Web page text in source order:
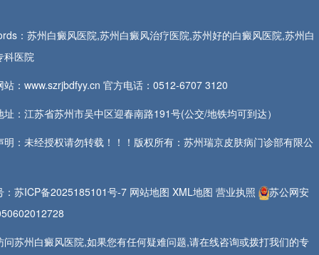
：苏州白癜风医院,苏州白癜风治疗医院,苏州好的白癜风医院,苏州白
科医院
站：www.szrjbdfyy.cn 官方电话：0512-6707 3120
址：江苏省苏州市吴中区迎春南路191号(公交/地铁均可到达）
明：未经授权请勿转载！！！版权所有：苏州瑞京皮肤病门诊部有限公
：苏ICP备2025185101号-7 网站地图 XML地图 营业执照
苏公网安
问苏州白癜风医院,如果您有任何疑难问题,请在线咨询或拨打我们的专